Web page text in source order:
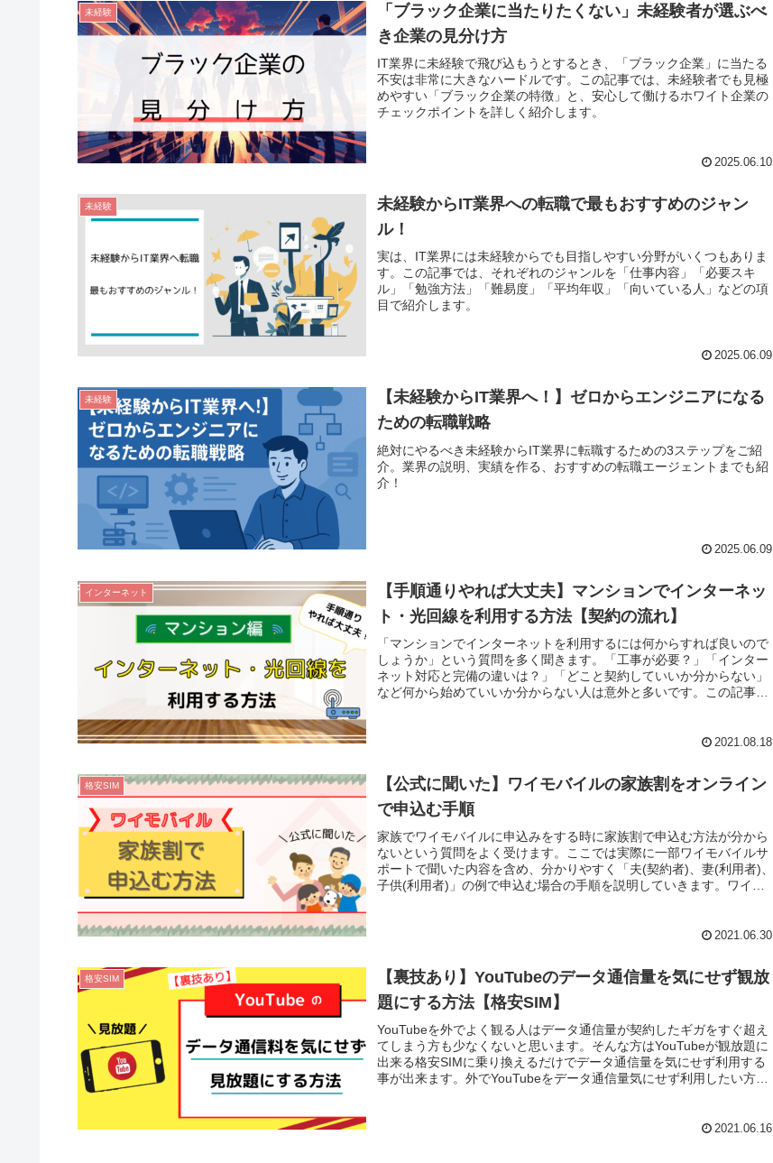
未経験
「ブラック企業に当たりたくない」未経験者が選ぶべ
き企業の見分け方
IT業界に未経験で飛び込もうとするとき、「ブラック企業」に当たる
不安は非常に大きなハードルです。この記事では、未経験者でも見極
めやすい「ブラック企業の特徴」と、安心して働けるホワイト企業の
チェックポイントを詳しく紹介します。
2025.06.10
未経験
未経験からIT業界への転職で最もおすすめのジャン
ル！
実は、IT業界には未経験からでも目指しやすい分野がいくつもありま
す。この記事では、それぞれのジャンルを「仕事内容」「必要スキ
ル」「勉強方法」「難易度」「平均年収」「向いている人」などの項
目で紹介します。
2025.06.09
未経験
【未経験からIT業界へ！】ゼロからエンジニアになる
ための転職戦略
絶対にやるべき未経験からIT業界に転職するための3ステップをご紹
介。業界の説明、実績を作る、おすすめの転職エージェントまでも紹
介！
2025.06.09
インターネット
【手順通りやれば大丈夫】マンションでインターネッ
ト・光回線を利用する方法【契約の流れ】
「マンションでインターネットを利用するには何からすれば良いので
しょうか」という質問を多く聞きます。「工事が必要？」「インター
ネット対応と完備の違いは？」「どこと契約していいか分からない」
など何から始めていいか分からない人は意外と多いです。この記事で
2021.08.18
格安SIM
【公式に聞いた】ワイモバイルの家族割をオンライン
で申込む手順
家族でワイモバイルに申込みをする時に家族割で申込む方法が分から
ないという質問をよく受けます。ここでは実際に一部ワイモバイルサ
ポートで聞いた内容を含め、分かりやすく「夫(契約者)、妻(利用者)、
子供(利用者)」の例で申込む場合の手順を説明していきます。ワイモ
2021.06.30
格安SIM
【裏技あり】YouTubeのデータ通信量を気にせず観放
題にする方法【格安SIM】
YouTubeを外でよく観る人はデータ通信量が契約したギガをすぐ超え
てしまう方も少なくないと思います。そんな方はYouTubeが観放題に
出来る格安SIMに乗り換えるだけでデータ通信量を気にせず利用する
事が出来ます。外でYouTubeをデータ通信量気にせず利用したい方は
2021.06.16